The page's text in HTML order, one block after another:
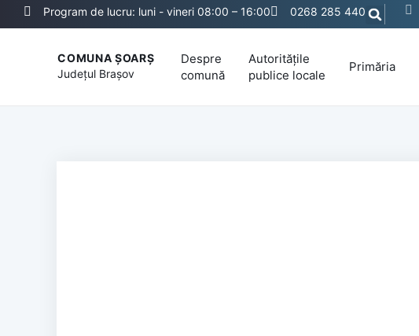
Program de lucru: luni - vineri 08:00 – 16:00 0268 285 440
COMUNA ȘOARȘ
Județul Brașov
Despre
comună
Autoritățile
publice locale
Primăria